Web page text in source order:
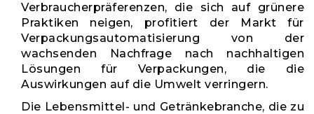
Verbraucherpräferenzen, die sich auf grünere
Praktiken neigen, profitiert der Markt für
Verpackungsautomatisierung von der
wachsenden Nachfrage nach nachhaltigen
Lösungen für Verpackungen, die die
Auswirkungen auf die Umwelt verringern.
Die Lebensmittel- und Getränkebranche, die zu